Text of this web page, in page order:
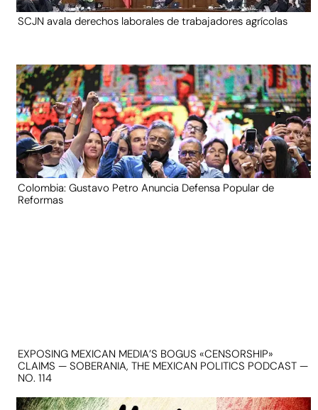
SCJN avala derechos laborales de trabajadores agrícolas
Colombia: Gustavo Petro Anuncia Defensa Popular de
Reformas
EXPOSING MEXICAN MEDIA’S BOGUS «CENSORSHIP»
CLAIMS — SOBERANIA, THE MEXICAN POLITICS PODCAST —
NO. 114